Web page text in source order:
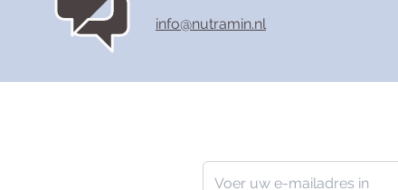
info@nutramin.nl
E-mailadres